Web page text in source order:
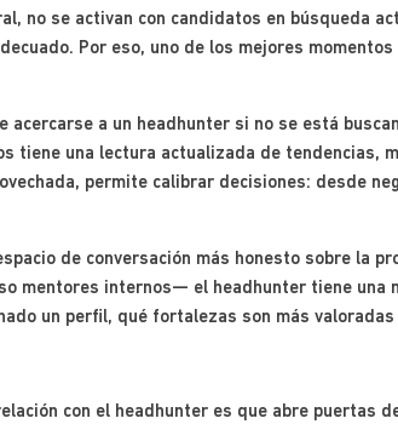
no se activan con candidatos en búsqueda
Por eso, uno de los mejores
acercarse a un headhunter si no se está
tiene una lectura actualizada de tendencias,
permite calibrar decisiones: desde
de conversación más honesto sobre la
mentores internos— el headhunter tiene una
un perfil, qué fortalezas son más
con el headhunter es que abre puertas